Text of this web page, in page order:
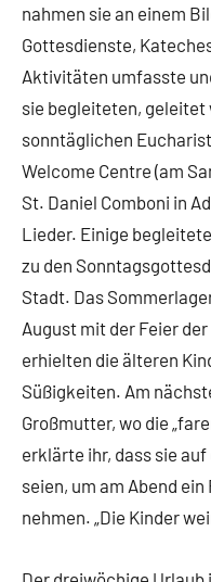
nahmen sie an einem
Gottesdienste,
Aktivitäten umfasste
sie begleiteten, geleitet
sonntäglichen
Welcome Centre (am
St. Daniel Comboni in
Lieder. Einige
zu den
Stadt. Das
August mit der Feier
erhielten die älteren
Süßigkeiten. Am
Großmutter, wo die
erklärte ihr, dass sie auf
seien, um am Abend
nehmen. „Die Kinder